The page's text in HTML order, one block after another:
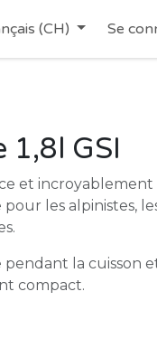
(CH) Se
1,8l GSI
et incroyablement
les alpinistes,
la cuisson
compact.